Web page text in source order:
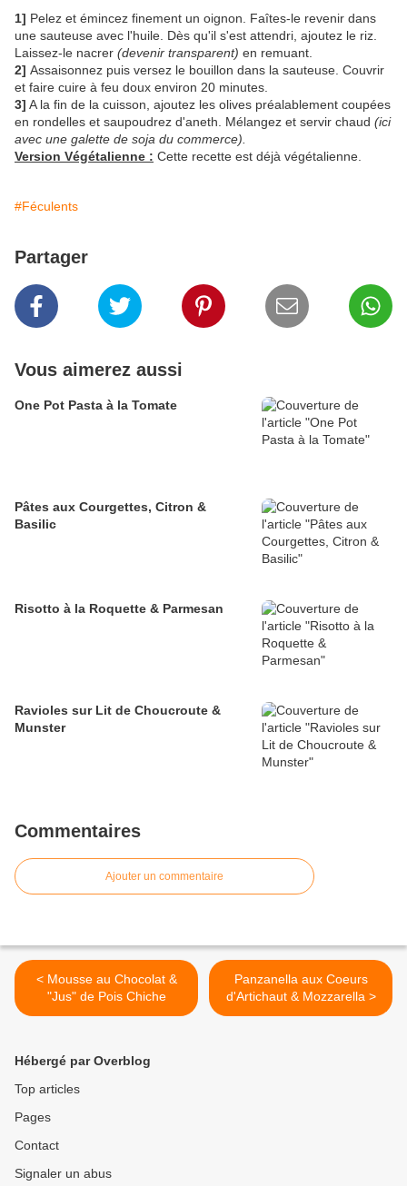
1] Pelez et émincez finement un oignon. Faîtes-le revenir dans
une sauteuse avec l'huile. Dès qu'il s'est attendri, ajoutez le riz.
Laissez-le nacrer (devenir transparent) en remuant.
2] Assaisonnez puis versez le bouillon dans la sauteuse. Couvrir
et faire cuire à feu doux environ 20 minutes.
3] A la fin de la cuisson, ajoutez les olives préalablement coupées
en rondelles et saupoudrez d'aneth. Mélangez et servir chaud (ici
avec une galette de soja du commerce).
Version Végétalienne : Cette recette est déjà végétalienne.
#Féculents
Partager
Vous aimerez aussi
One Pot Pasta à la Tomate
Pâtes aux Courgettes, Citron &
Basilic
Risotto à la Roquette & Parmesan
Ravioles sur Lit de Choucroute &
Munster
Commentaires
Ajouter un commentaire
< Mousse au Chocolat &
"Jus" de Pois Chiche
Panzanella aux Coeurs
d'Artichaut & Mozzarella >
Hébergé par Overblog
Top articles
Pages
Contact
Signaler un abus